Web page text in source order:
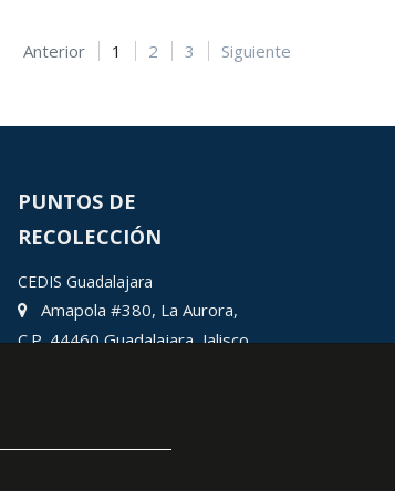
Anterior 1 2 3 Siguiente
PUNTOS DE
RECOLECCIÓN
CEDIS Guadalajara
Amapola #380, La Aurora,
C.P. 44460 Guadalajara, Jalisco,
Ciudad Juárez
León